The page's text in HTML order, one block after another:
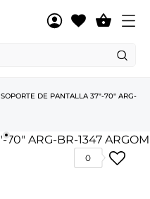

SOPORTE DE PANTALLA 37"-70" ARG-
0